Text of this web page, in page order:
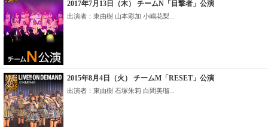
2017年7月13日（木） チームN「目撃者」公演
出演者：東由樹 山本彩加 小嶋花梨...
2015年8月4日（火） チームM「RESET」公演
出演者：東由樹 石塚朱莉 白間美瑠...